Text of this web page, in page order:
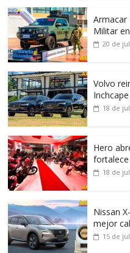
Armacar
Militar
20 de
Volvo
18 de
Hero
18 de
Nissan
mejor
15 de